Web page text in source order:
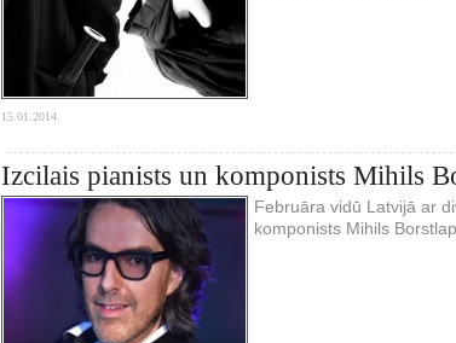
15.01.2014.
Izcilais pianists un komponists Mihils
Februāra vidū Latvijā ar
komponists Mihils